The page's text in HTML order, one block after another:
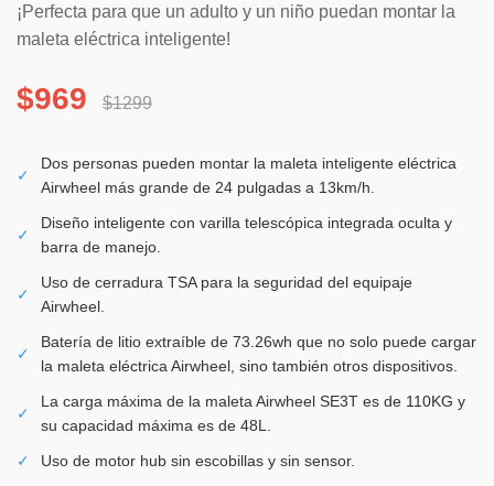
¡Perfecta para que un adulto y un niño puedan montar la
maleta eléctrica inteligente!
$969 $1299
✓
Dos personas pueden montar la maleta inteligente eléctrica
Airwheel más grande de 24 pulgadas a 13km/h.
✓
Diseño inteligente con varilla telescópica integrada oculta y
barra de manejo.
✓
Uso de cerradura TSA para la seguridad del equipaje
Airwheel.
✓
Batería de litio extraíble de 73.26wh que no solo puede cargar
la maleta eléctrica Airwheel, sino también otros dispositivos.
✓
La carga máxima de la maleta Airwheel SE3T es de 110KG y
su capacidad máxima es de 48L.
✓
Uso de motor hub sin escobillas y sin sensor.